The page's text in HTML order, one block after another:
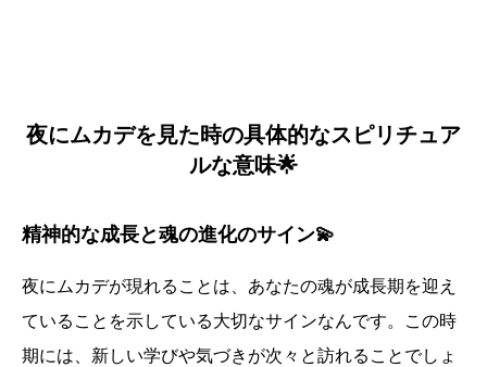
夜にムカデを見た時の具体的なスピリチュア
ルな意味🌟
精神的な成長と魂の進化のサイン💫
夜にムカデが現れることは、あなたの魂が成長期を迎え
ていることを示している大切なサインなんです。この時
期には、新しい学びや気づきが次々と訪れることでしょ